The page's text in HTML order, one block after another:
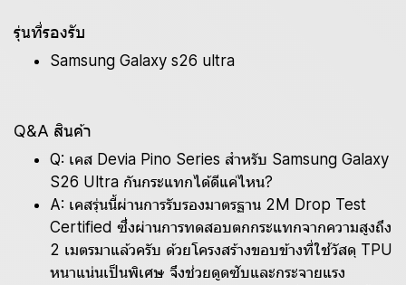
รุ่นที่รองรับ
Samsung Galaxy s26 ultra
Q&A สินค้า
Q: เคส Devia Pino Series สำหรับ Samsung Galaxy
S26 Ultra กันกระแทกได้ดีแค่ไหน?
A: เคสรุ่นนี้ผ่านการรับรองมาตรฐาน 2M Drop Test
Certified ซึ่งผ่านการทดสอบตกกระแทกจากความสูงถึง
2 เมตรมาแล้วครับ ด้วยโครงสร้างขอบข้างที่ใช้วัสดุ TPU
หนาแน่นเป็นพิเศษ จึงช่วยดูดซับและกระจายแรง